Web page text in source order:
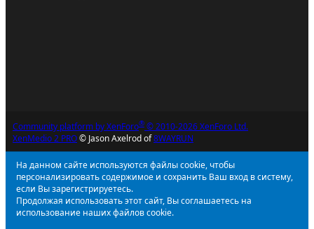
Community platform by XenForo® © 2010-2026 XenForo Ltd.
XenMedio 2 PRO© Jason Axelrod of8WAYRUN
На данном сайте используются файлы cookie, чтобы
персонализировать содержимое и сохранить Ваш вход в систему,
если Вы зарегистрируетесь.
Продолжая использовать этот сайт, Вы соглашаетесь на
использование наших файлов cookie.